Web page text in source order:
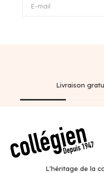
E-mail
Livraison
L'héritage de la